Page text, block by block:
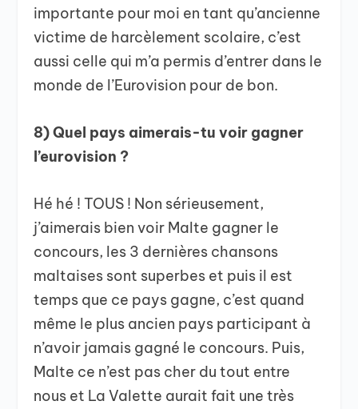
importante pour moi en tant qu’ancienne
victime de harcèlement scolaire, c’est
aussi celle qui m’a permis d’entrer dans le
monde de l’Eurovision pour de bon.
8) Quel pays aimerais-tu voir gagner
l’eurovision ?
Hé hé ! TOUS ! Non sérieusement,
j’aimerais bien voir Malte gagner le
concours, les 3 dernières chansons
maltaises sont superbes et puis il est
temps que ce pays gagne, c’est quand
même le plus ancien pays participant à
n’avoir jamais gagné le concours. Puis,
Malte ce n’est pas cher du tout entre
nous et La Valette aurait fait une très